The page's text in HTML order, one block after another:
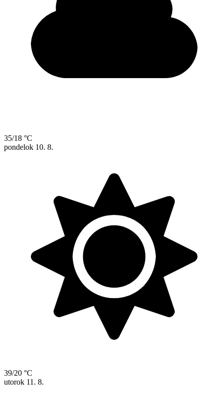
35/18 °C
pondelok 10. 8.
39/20 °C
utorok 11. 8.